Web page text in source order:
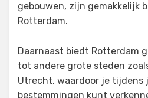
gebouwen, zijn gemakkelijk
Rotterdam.
Daarnaast biedt Rotterdam
tot andere grote steden
Utrecht, waardoor je tijdens
bestemmingen kunt